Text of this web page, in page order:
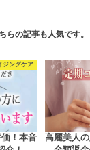
らの記事も人気です。
ジングケア
！本音
高麗美人